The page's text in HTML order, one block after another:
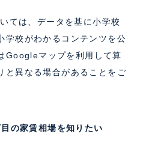
ては、データを基に小学校
学校がわかるコンテンツを公
Googleマップを利用して算
と異なる場合があることをご
の家賃相場を知りたい